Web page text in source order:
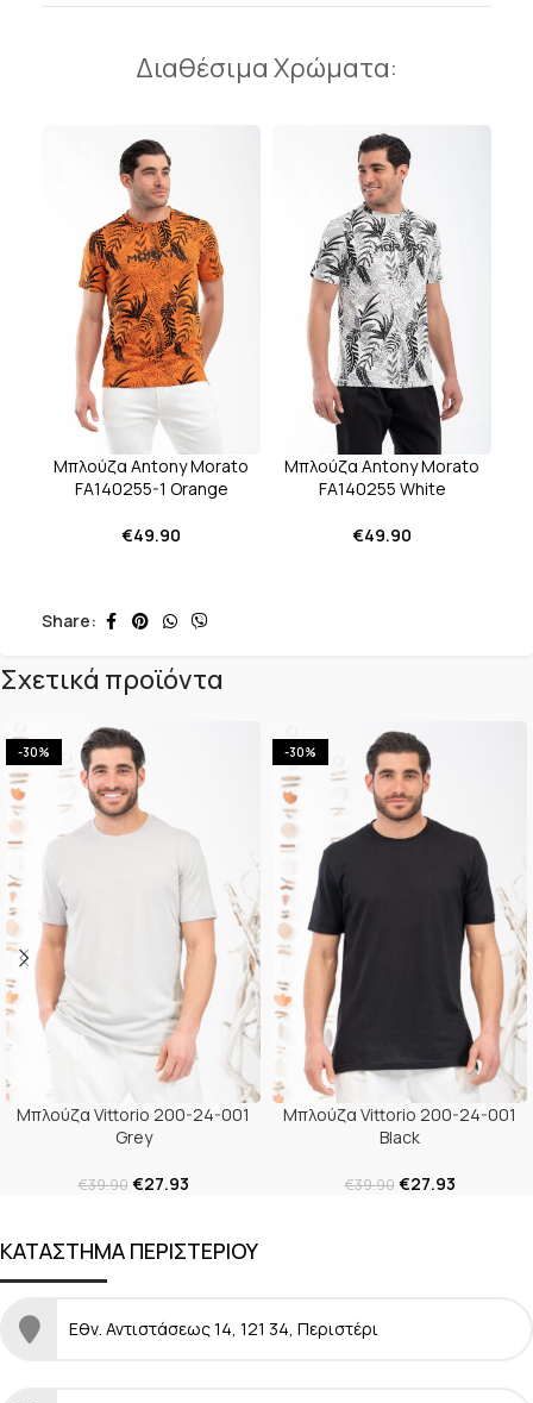
Διαθέσιμα Χρώματα:
Μπλούζα Antony Morato
FA140255-1 Orange
€49.90
Μπλούζα Antony Morato
FA140255 White
€49.90
Share:
Σχετικά προϊόντα
-30%
Μπλούζα Vittorio 200-24-001
Grey
€39.90 €27.93
-30%
Μπλούζα Vittorio 200-24-001
Black
€39.90 €27.93
ΚΑΤΑΣΤΗΜΑ ΠΕΡΙΣΤΕΡΙΟΥ
Εθν. Αντιστάσεως 14, 121 34, Περιστέρι